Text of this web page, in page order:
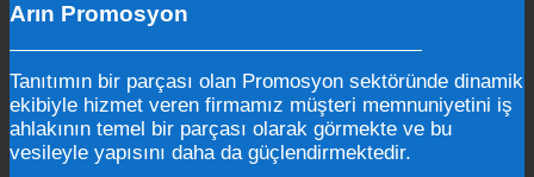
Arın Promosyon
Tanıtımın bir parçası olan Promosyon sektöründe dinamik
ekibiyle hizmet veren firmamız müşteri memnuniyetini iş
ahlakının temel bir parçası olarak görmekte ve bu
vesileyle yapısını daha da güçlendirmektedir.